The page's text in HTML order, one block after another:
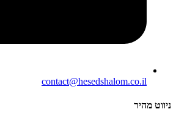
contact@hesedshalom.co.il
ניווט מהיר